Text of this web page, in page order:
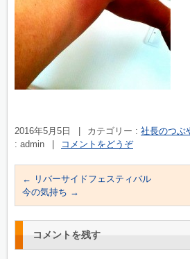
2016年5月5日 カテゴリー : 社長のつぶ
: admin
コメントをどうぞ
← リバーサイドフェスティバル
今の気持ち →
コメントを残す